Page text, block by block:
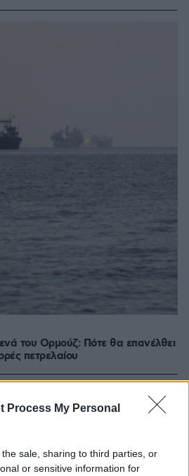
Process My Personal
sale, sharing to third parties, or
or sensitive information for
του Ορμούζ: Πότε θα επανέλθει
πετρελαίου